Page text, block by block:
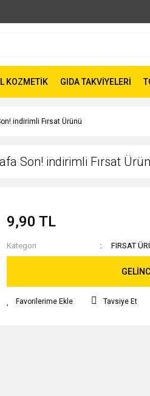
KOZMETİK GIDA TAKVİYELERİ
indirimli Fırsat Ürünü
Son! indirimli Fırsat
9,90 TL
Kategori FIRSAT
Tavsiye Et